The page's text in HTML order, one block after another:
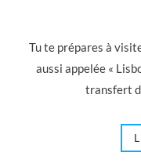
Tu te prépares à
aussi appelée «
transfert